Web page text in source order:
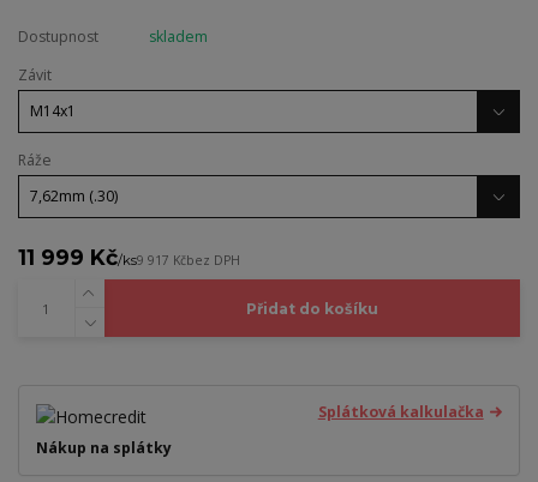
Dostupnost
skladem
Závit
Ráže
11 999 Kč/ks9 917 Kčbez DPH
Přidat do košíku
Splátková kalkulačka
Nákup na splátky